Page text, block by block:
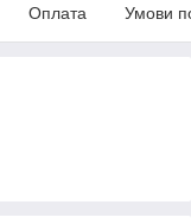
Оплата Умови